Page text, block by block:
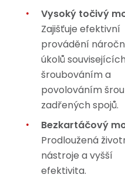
Vysoký točivý
Zajišťuje efektivní
provádění
úkolů
šroubováním a
povolováním
zadřených spojů.
Bezkartáčový
Prodloužená
nástroje a vyšší
efektivita.